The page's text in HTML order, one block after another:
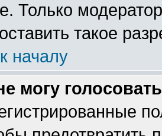
Только
такое
началу
могу